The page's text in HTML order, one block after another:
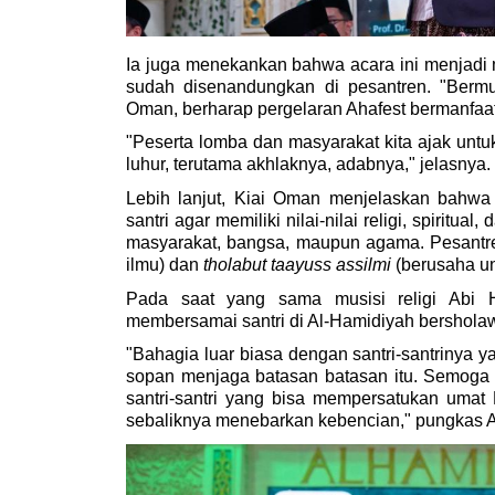
Ia juga menekankan bahwa acara ini
sudah disenandungkan di pesantren.
Oman, berharap pergelaran Ahafest
"Peserta lomba dan masyarakat kita ajak
luhur, terutama akhlaknya, adabnya," jelasnya.
Lebih lanjut, Kiai Oman menjelaskan
santri agar memiliki nilai-nilai religi, spiritual,
masyarakat, bangsa, maupun agama.
ilmu) dan tholabut taayuss assilmi (berusaha
Pada saat yang sama musisi religi Abi
membersamai santri di Al-Hamidiyah
"Bahagia luar biasa dengan santri-santrinya
sopan menjaga batasan batasan itu.
santri-santri yang bisa mempersatukan
sebaliknya menebarkan kebencian," pungkas